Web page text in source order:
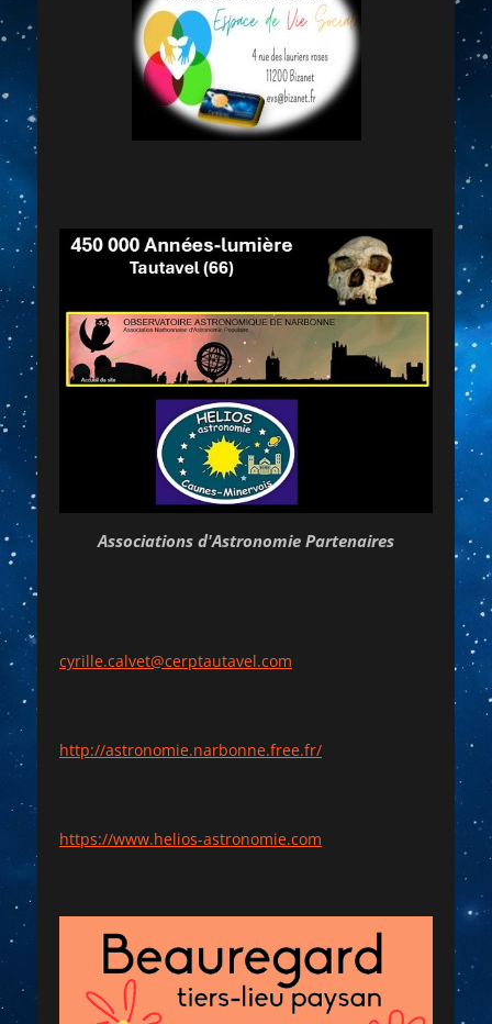
Associations d'Astronomie Partenaires
cyrille.calvet@cerptautavel.com
http://astronomie.narbonne.free.fr/
https://www.helios-astronomie.com